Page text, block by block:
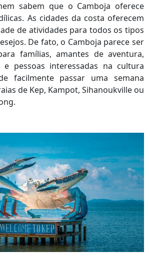
sabem que o Camboja oferece
As cidades da costa oferecem
de atividades para todos os tipos
De fato, o Camboja parece ser
famílias, amantes de aventura,
pessoas interessadas na cultura
facilmente passar uma semana
de Kep, Kampot, Sihanoukville ou